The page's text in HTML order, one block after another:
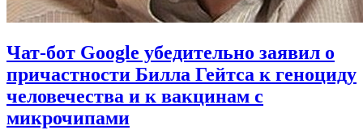
Чат-бот Google убедительно заявил о
причастности Билла Гейтса к геноциду
человечества и к вакцинам с
микрочипами